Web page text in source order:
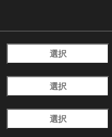
選択
選択
選択